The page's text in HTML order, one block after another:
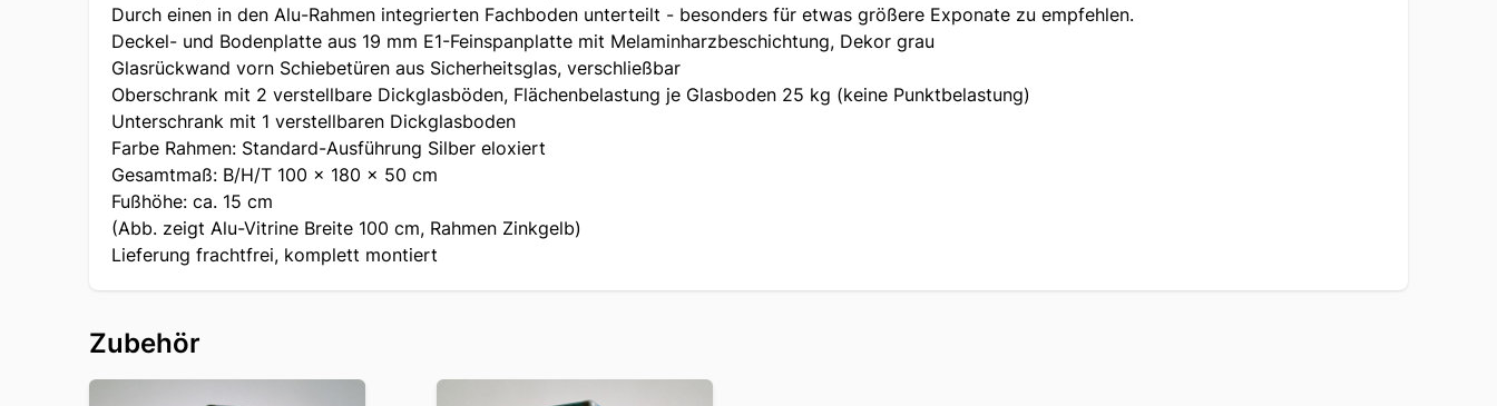
Durch einen in den Alu-Rahmen integrierten Fachboden unterteilt - besonders für etwas größere Exponate zu empfehlen.
Deckel- und Bodenplatte aus 19 mm E1-Feinspanplatte mit Melaminharzbeschichtung, Dekor grau
Glasrückwand vorn Schiebetüren aus Sicherheitsglas, verschließbar
Oberschrank mit 2 verstellbare Dickglasböden, Flächenbelastung je Glasboden 25 kg (keine Punktbelastung)
Unterschrank mit 1 verstellbaren Dickglasboden
Farbe Rahmen: Standard-Ausführung Silber eloxiert
Gesamtmaß: B/H/T 100 x 180 x 50 cm
Fußhöhe: ca. 15 cm
(Abb. zeigt Alu-Vitrine Breite 100 cm, Rahmen Zinkgelb)
Lieferung frachtfrei, komplett montiert
Zubehör